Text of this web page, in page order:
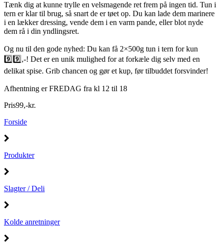
Tænk dig at kunne trylle en velsmagende ret frem på ingen tid. Tun i
tern er klar til brug, så snart de er tøet op. Du kan lade dem marinere
i en lækker dressing, vende dem i en varm pande, eller blot nyde
dem rå i din yndlingsret.
Og nu til den gode nyhed: Du kan få 2×500g tun i tern for kun
9️⃣9️⃣,-! Det er en unik mulighed for at forkæle dig selv med en
delikat spise. Grib chancen og gør et kup, før tilbuddet forsvinder!
Afhentning er FREDAG fra kl 12 til 18
Pris99,-kr.
Forside
Produkter
Slagter / Deli
Kolde anretninger